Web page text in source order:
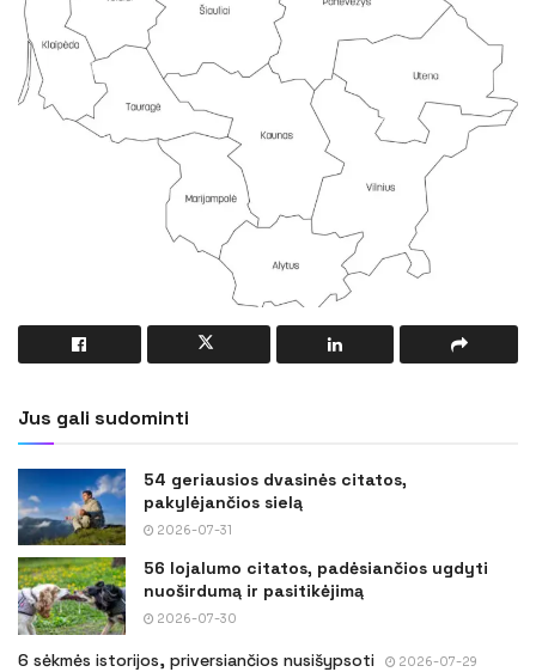
Jus gali sudominti
54 geriausios dvasinės citatos,
pakylėjančios sielą
2026-07-31
56 lojalumo citatos, padėsiančios ugdyti
nuoširdumą ir pasitikėjimą
2026-07-30
6 sėkmės istorijos, priversiančios nusišypsoti 2026-07-29